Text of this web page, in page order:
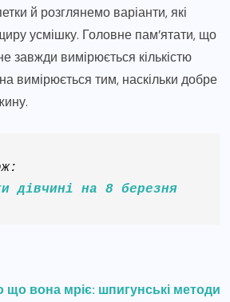
й розглянемо варіанти, які
усмішку. Головне пам’ятати, що
завжди вимірюється кількістю
вимірюється тим, наскільки добре
дівчині на 8 березня
що вона мріє: шпигунські методи